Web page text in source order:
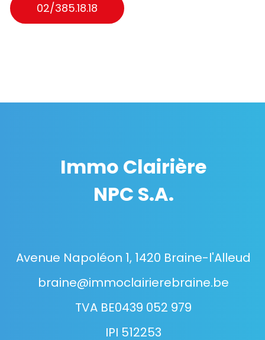
02/385.18.18
Immo Clairière
NPC S.A.
Avenue Napoléon 1, 1420 Braine-l'Alleud
braine@immoclairierebraine.be
TVA BE0439 052 979
IPI 512253